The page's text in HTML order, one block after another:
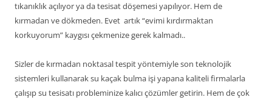
tıkanıklık açılıyor ya da tesisat döşemesi yapılıyor. Hem de
kırmadan ve dökmeden. Evet artık “evimi kırdırmaktan
korkuyorum” kaygısı çekmenize gerek kalmadı..
Sizler de kırmadan noktasal tespit yöntemiyle son teknolojik
sistemleri kullanarak su kaçak bulma işi yapana kaliteli firmalarla
çalışıp su tesisatı probleminize kalıcı çözümler getirin. Hem de çok